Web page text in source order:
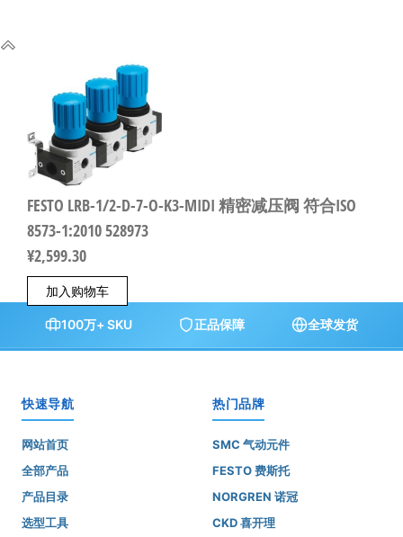
FESTO LRB-1/2-D-7-O-K3-MIDI 精密减压阀 符合ISO
8573-1:2010 528973
¥2,599.30
加入购物车
100万+ SKU 正品保障 全球发货
快速导航
网站首页
全部产品
产品目录
选型工具
热门品牌
SMC 气动元件
FESTO 费斯托
NORGREN 诺冠
CKD 喜开理